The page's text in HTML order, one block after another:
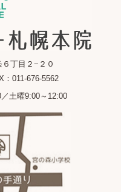
丁目２−２０
011-676-5562
土曜9:00～12:00